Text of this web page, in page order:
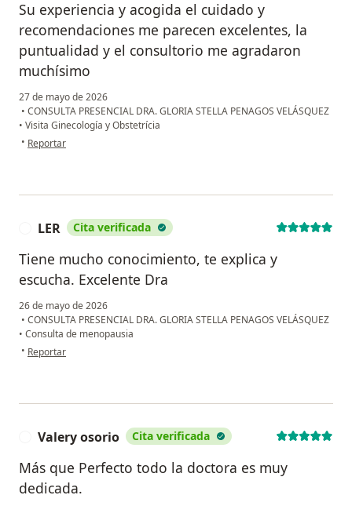
Su experiencia y acogida el cuidado y
recomendaciones me parecen excelentes, la
puntualidad y el consultorio me agradaron
muchísimo
27 de mayo de 2026
• CONSULTA PRESENCIAL DRA. GLORIA STELLA PENAGOS VELÁSQUEZ
• Visita Ginecología y Obstetrícia
• en opinión del usuario MLR
Reportar
LER Cita verificada
Tiene mucho conocimiento, te explica y
escucha. Excelente Dra
26 de mayo de 2026
• CONSULTA PRESENCIAL DRA. GLORIA STELLA PENAGOS VELÁSQUEZ
• Consulta de menopausia
• en opinión del usuario LER
Reportar
Valery osorio Cita verificada
Más que Perfecto todo la doctora es muy
dedicada.